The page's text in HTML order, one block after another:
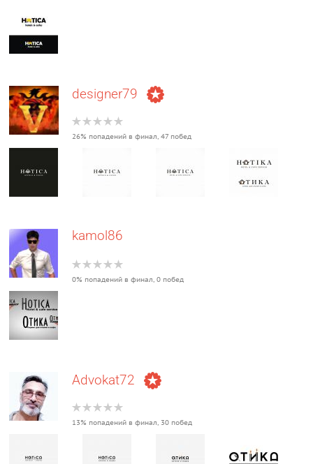
designer79
26% попадений в финал, 47 побед
kamol86
0% попадений в финал, 0 побед
Advokat72
13% попадений в финал, 30 побед